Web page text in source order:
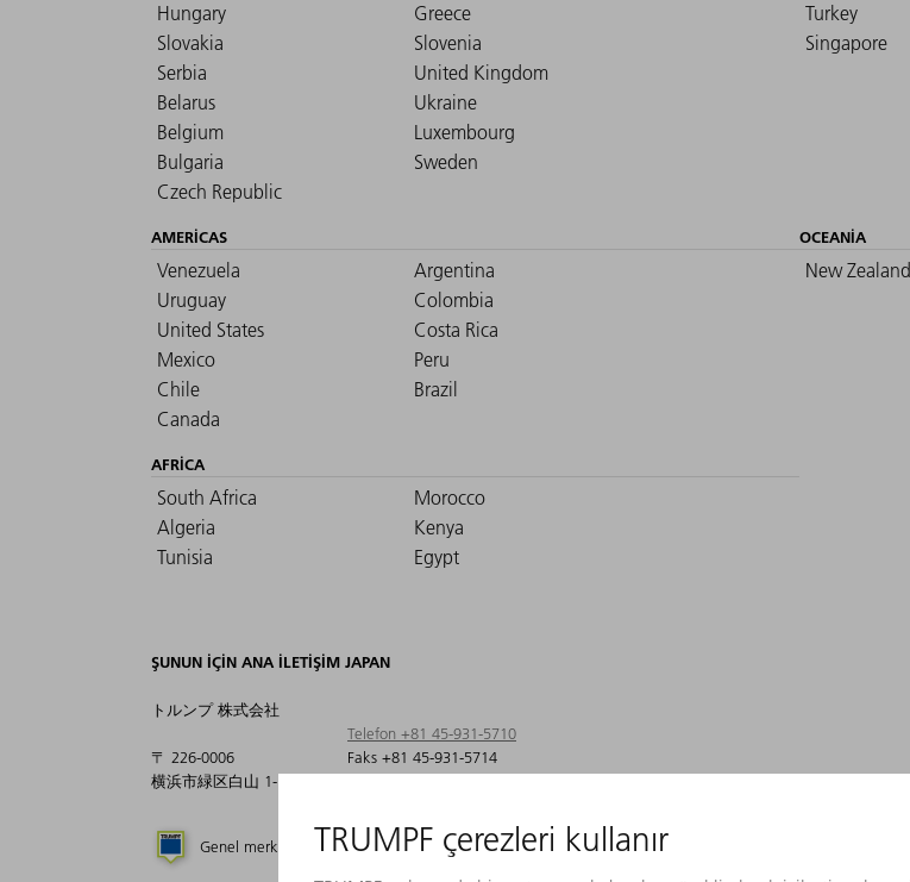
Hungary
Greece
Slovakia
Slovenia
Serbia
United Kingdom
Belarus
Ukraine
Belgium
Luxembourg
Bulgaria
Sweden
Czech Republic
Turkey
Singapore
AMERICAS
Venezuela
Argentina
Uruguay
Colombia
United States
Costa Rica
Mexico
Peru
Chile
Brazil
Canada
OCEANIA
New Zealand
AFRICA
South Africa
Morocco
Algeria
Kenya
Tunisia
Egypt
ŞUNUN IÇIN ANA ILETIŞIM JAPAN
トルンプ 株式会社
〒 226-0006
横浜市緑区白山 1-18-2
Telefon +81 45-931-5710
Faks +81 45-931-5714
Genel merkez Yan kuruluş Temsilcilik Ülkeyi/Bölgeyi değiştir